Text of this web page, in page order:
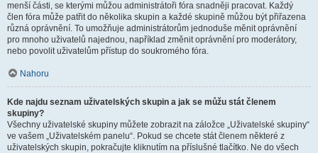
menší části, se kterými můžou administrátoři fóra snadněji pracovat. Každý
člen fóra může patřit do několika skupin a každé skupině můžou být přiřazena
různá oprávnění. To umožňuje administrátorům jednoduše měnit oprávnění
pro mnoho uživatelů najednou, například změnit oprávnění pro moderátory,
nebo povolit uživatelům přístup do soukromého fóra.
Nahoru
Kde najdu seznam uživatelských skupin a jak se můžu stát členem
skupiny?
Všechny uživatelské skupiny můžete zobrazit na záložce „Uživatelské skupiny“
ve vašem „Uživatelském panelu“. Pokud se chcete stát členem některé z
uživatelských skupin, pokračujte kliknutím na příslušné tlačítko. Ne do všech